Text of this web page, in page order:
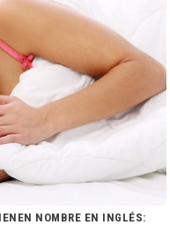
NOMBRE EN INGLÉS: